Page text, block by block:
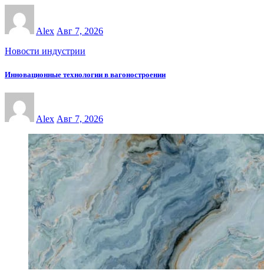
Alex Авг 7, 2026
Новости индустрии
Инновационные технологии в вагоностроении
Alex Авг 7, 2026